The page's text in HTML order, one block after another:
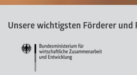
Unsere wichtigsten Förderer und